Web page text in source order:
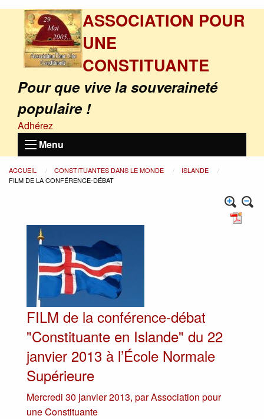
ASSOCIATION POUR
UNE
CONSTITUANTE
Pour que vive la souveraineté
populaire !
Adhérez
Menu
ACCUEIL CONSTITUANTES DANS LE MONDE
ISLANDE
FILM DE LA CONFÉRENCE-DÉBAT
FILM de la conférence-débat
"Constituante en Islande" du 22
janvier 2013 à l’École Normale
Supérieure
Mercredi 30 janvier 2013, parAssociation pour
une Constituante